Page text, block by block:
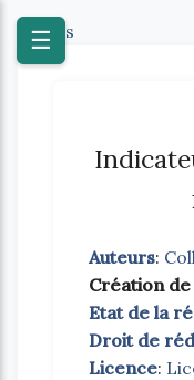
☰
Textes
Auteurs:
Création
Etat de la
Droit de
Licence: